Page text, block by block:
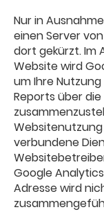
Nur in
einen Server
dort gekürzt. Im
Website wird
um Ihre
Reports über
verbundene
Google
Adresse wird